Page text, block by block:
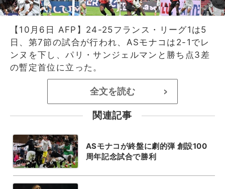
【10月6日 AFP】24-25フランス・リーグ1は5
日、第7節の試合が行われ、ASモナコは2-1でレ
ンヌを下し、パリ・サンジェルマンと勝ち点3差
の暫定首位に立った。
全文を読む >
関連記事
ASモナコが終盤に劇的弾 創設100
周年記念試合で勝利